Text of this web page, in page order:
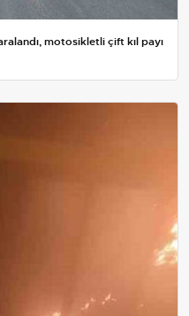
motosikletli çift kıl payı